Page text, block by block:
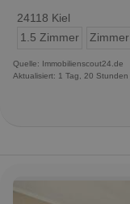
24118 Kiel
1.5 Zimmer
Zimmer
Quelle: Immobilienscout24.de
Aktualisiert: 1 Tag, 20 Stunden